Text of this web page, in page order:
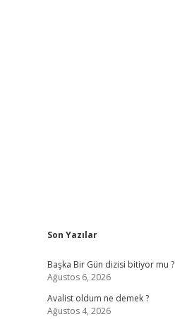
Sidebar
Son Yazılar
Başka Bir Gün dizisi bitiyor mu ?
Ağustos 6, 2026
Avalist oldum ne demek ?
Ağustos 4, 2026